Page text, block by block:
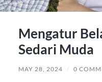
Mengatur
Sedari Muda
MAY 28, 2024 / 0